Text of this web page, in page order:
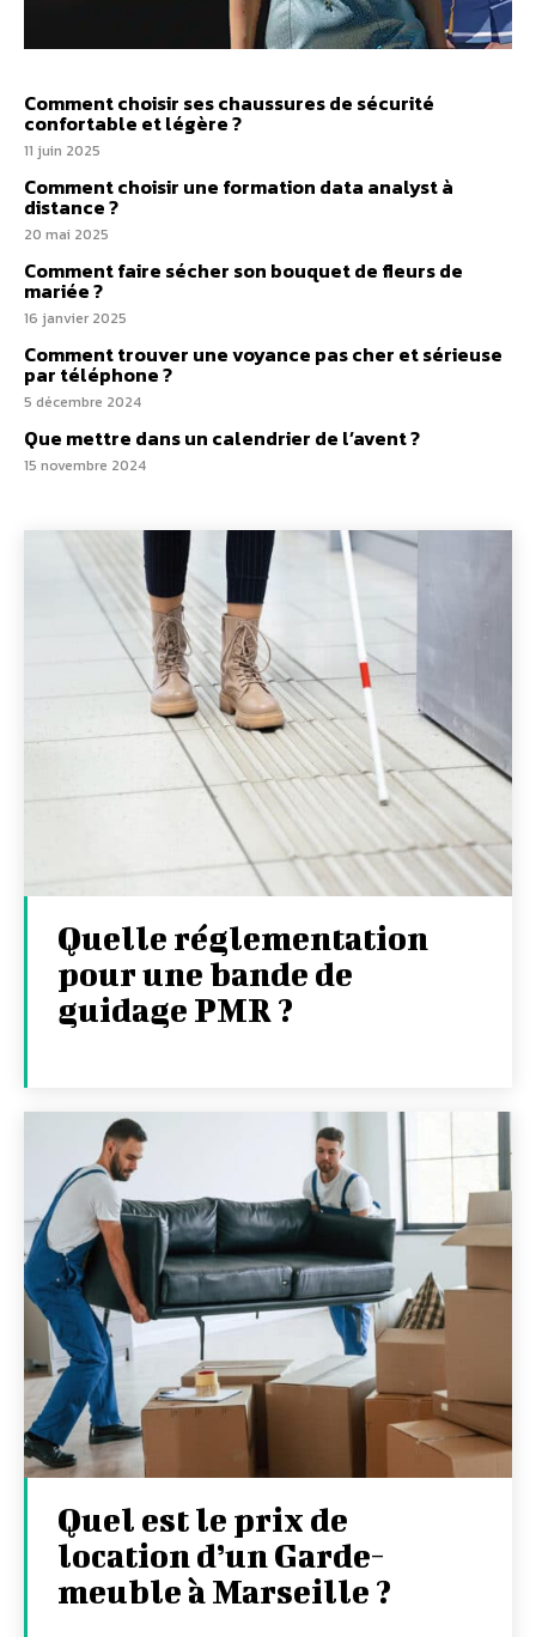
Comment choisir ses chaussures de sécurité
confortable et légère ?
11 juin 2025
Comment choisir une formation data analyst à
distance ?
20 mai 2025
Comment faire sécher son bouquet de fleurs de
mariée ?
16 janvier 2025
Comment trouver une voyance pas cher et sérieuse
par téléphone ?
5 décembre 2024
Que mettre dans un calendrier de l’avent ?
15 novembre 2024
Quelle réglementation
pour une bande de
guidage PMR ?
Quel est le prix de
location d’un Garde-
meuble à Marseille ?